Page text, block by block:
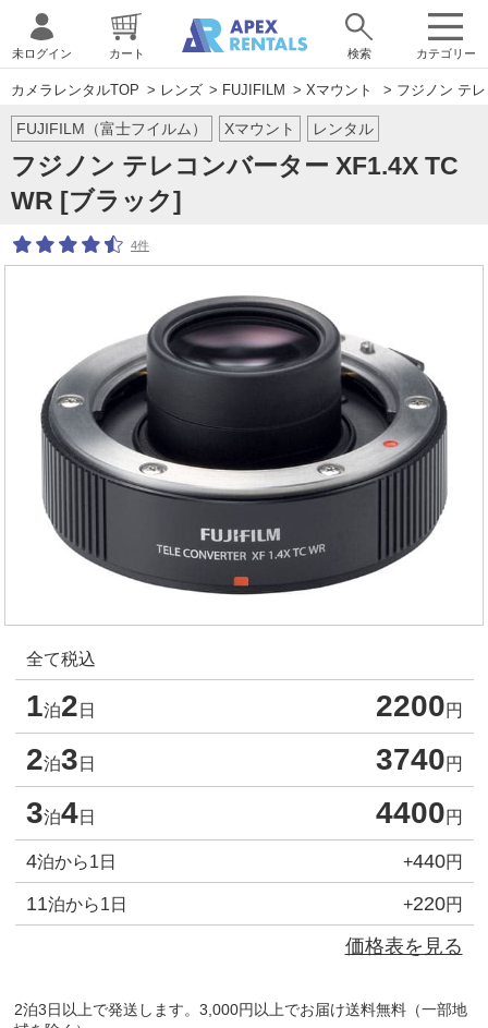
カテゴリー
未ログイン カート 検索
カメラレンタルTOP > レンズ > FUJIFILM > Xマウント > フジノン テ
FUJIFILM（富士フイルム）
フジノン テレコンバーター XF1.4X TC
WR [ブラック]
Xマウント レンタル
4件
全て税込
1泊2 日 2200円
2泊3 日 3740円
3泊4日 4400円
4泊から1日 +440円
11泊から1日 +220円
価格表を見る
2泊3日以上で発送します。3,000円以上でお届け送料無料（一部地